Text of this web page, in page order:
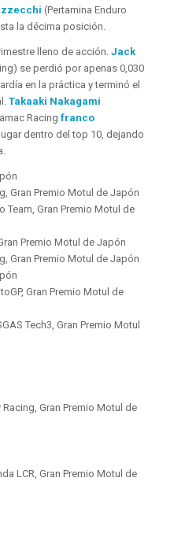
(Pertamina Enduro
la décima posición.
lleno de acción. Jack
se perdió por apenas 0,030
en la práctica y terminó el
Takaaki Nakagami
Racing franco
dentro del top 10, dejando
Gran Premio Motul de Japón
Team, Gran Premio Motul de
Premio Motul de Japón
Gran Premio Motul de Japón
Gran Premio Motul de
Tech3, Gran Premio Motul
Gran Premio Motul de
LCR, Gran Premio Motul de